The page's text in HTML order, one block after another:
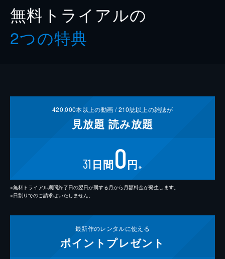
無料トライアルの
2つの特典
420,000本以上の動画 /210誌以上の雑誌が
見放題 読み放題
31 日間0円 ※
※無料トライアル期間終了日の翌日が属する月から月額料金が発生します。
※日割りでのご請求はいたしません。
最新作のレンタルに使える
ポイント プレゼント